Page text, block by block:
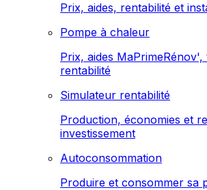
Prix, aides, rentabilité et
Pompe à chaleur
Prix, aides MaPrimeRénov',
rentabilité
Simulateur rentabilité
Production, économies et
investissement
Autoconsommation
Produire et consommer sa